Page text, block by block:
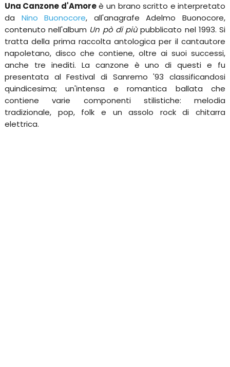
Una Canzone d'Amoreè un brano scritto e interpretato
da Nino Buonocore, all'anagrafe Adelmo Buonocore,
contenuto nell'album Un pò di piùpubblicato nel 1993. Si
tratta della prima raccolta antologica per il cantautore
napoletano, disco che contiene, oltre ai suoi successi,
anche tre inediti. La canzone è uno di questi e fu
presentata al Festival di Sanremo '93 classificandosi
quindicesima; un'intensa e romantica ballata che
contiene varie componenti stilistiche: melodia
tradizionale, pop, folk e un assolo rock di chitarra
elettrica.